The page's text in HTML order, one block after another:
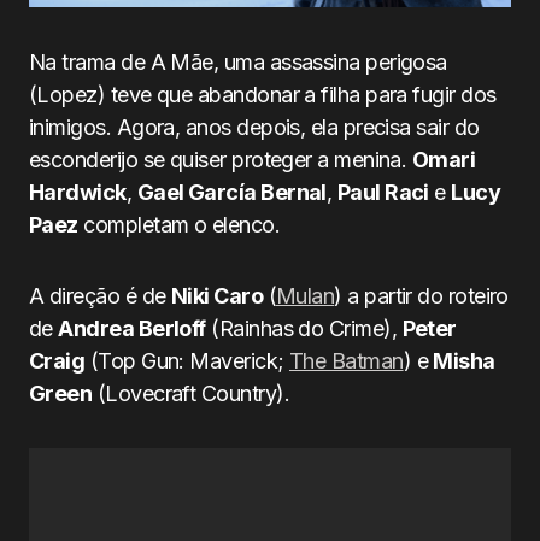
Na trama de A Mãe, uma assassina perigosa
(Lopez) teve que abandonar a filha para fugir dos
inimigos. Agora, anos depois, ela precisa sair do
esconderijo se quiser proteger a menina. Omari
Hardwick, Gael García Bernal, Paul Raci e Lucy
Paez completam o elenco.
A direção é de Niki Caro(Mulan) a partir do roteiro
deAndrea Berloff(Rainhas do Crime), Peter
Craig (Top Gun: Maverick; The Batman) eMisha
Green (Lovecraft Country).